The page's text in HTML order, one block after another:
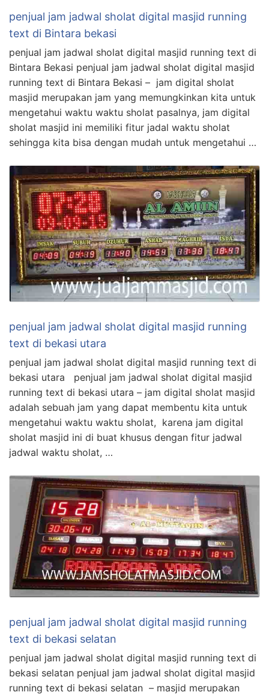
penjual jam jadwal sholat digital masjid running
text di Bintara bekasi
penjual jam jadwal sholat digital masjid running text di
Bintara Bekasi penjual jam jadwal sholat digital masjid
running text di Bintara Bekasi – jam digital sholat
masjid merupakan jam yang memungkinkan kita untuk
mengetahui waktu waktu sholat pasalnya, jam digital
sholat masjid ini memiliki fitur jadal waktu sholat
sehingga kita bisa dengan mudah untuk mengetahui …
penjual jam jadwal sholat digital masjid running
text di bekasi utara
penjual jam jadwal sholat digital masjid running text di
bekasi utara penjual jam jadwal sholat digital masjid
running text di bekasi utara – jam digital sholat masjid
adalah sebuah jam yang dapat membentu kita untuk
mengetahui waktu waktu sholat, karena jam digital
sholat masjid ini di buat khusus dengan fitur jadwal
jadwal waktu sholat, …
penjual jam jadwal sholat digital masjid running
text di bekasi selatan
penjual jam jadwal sholat digital masjid running text di
bekasi selatan penjual jam jadwal sholat digital masjid
running text di bekasi selatan – masjid merupakan